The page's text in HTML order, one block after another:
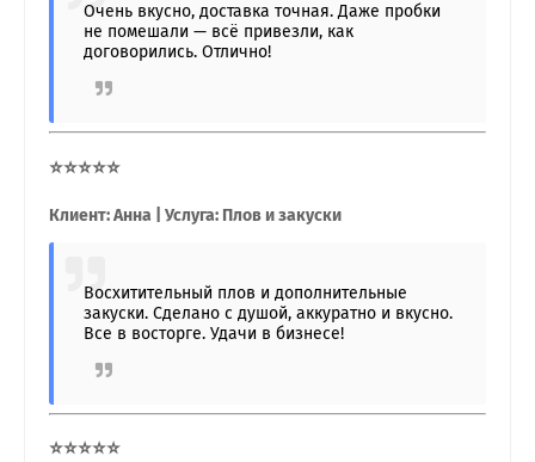
Очень вкусно, доставка точная. Даже пробки
не помешали — всё привезли, как
договорились. Отлично!
⭐⭐⭐⭐⭐
Клиент: Анна | Услуга: Плов и закуски
Восхитительный плов и дополнительные
закуски. Сделано с душой, аккуратно и вкусно.
Все в восторге. Удачи в бизнесе!
⭐⭐⭐⭐⭐